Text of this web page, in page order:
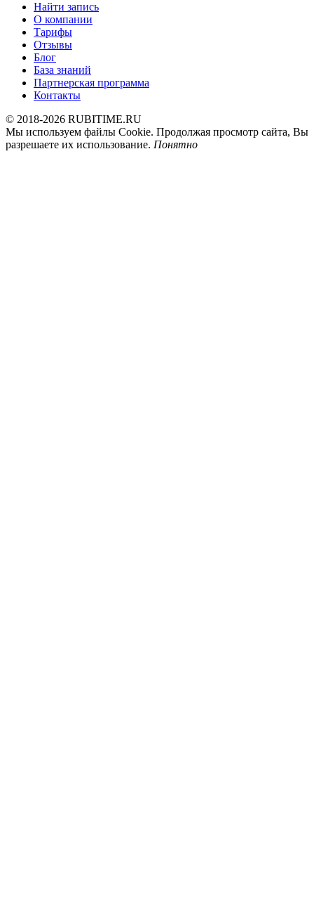
Найти запись
О компании
Тарифы
Отзывы
Блог
База знаний
Партнерская программа
Контакты
© 2018-2026 RUBITIME.RU
Мы используем файлы Cookie. Продолжая просмотр сайта, Вы
разрешаете их использование. Понятно